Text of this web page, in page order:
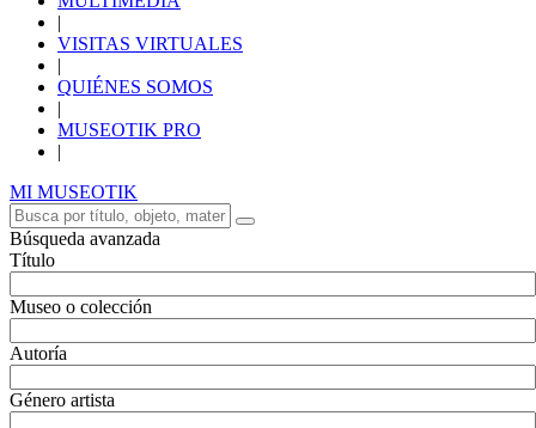
|
VISITAS VIRTUALES
|
QUIÉNES SOMOS
|
MUSEOTIK PRO
|
MI MUSEOTIK
Búsqueda avanzada
Título
Museo o colección
Autoría
Género artista